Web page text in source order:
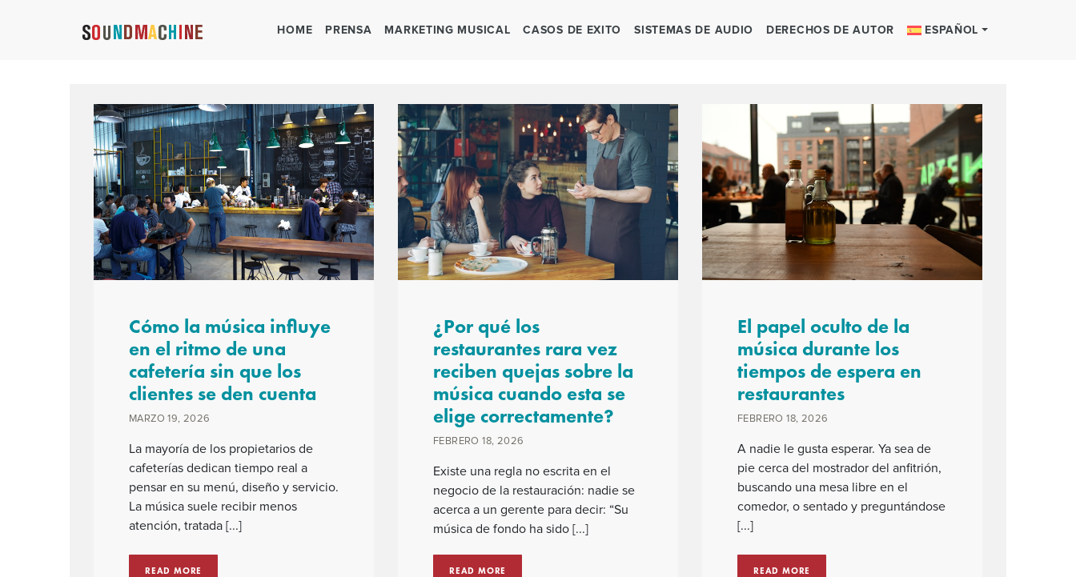
HOME PRENSA MARKETING MUSICAL CASOS DE EXITO SISTEMAS DE AUDIO DERECHOS DE AUTOR ESPAÑOL
Cómo la música influye
en el ritmo de una
cafetería sin que los
clientes se den cuenta
MARZO 19, 2026
La mayoría de los propietarios de
cafeterías dedican tiempo real a
pensar en su menú, diseño y servicio.
La música suele recibir menos
atención, tratada [...]
READ MORE
¿Por qué los
restaurantes rara vez
reciben quejas sobre la
música cuando esta se
elige correctamente?
FEBRERO 18, 2026
Existe una regla no escrita en el
negocio de la restauración: nadie se
acerca a un gerente para decir: “Su
música de fondo ha sido [...]
READ MORE
El papel oculto de la
música durante los
tiempos de espera en
restaurantes
FEBRERO 18, 2026
A nadie le gusta esperar. Ya sea de
pie cerca del mostrador del anfitrión,
buscando una mesa libre en el
comedor, o sentado y preguntándose
[...]
READ MORE